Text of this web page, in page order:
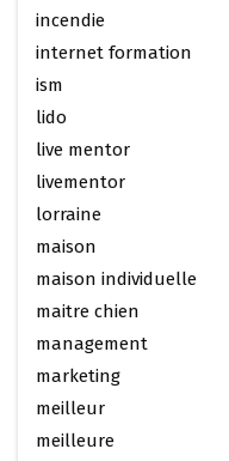
incendie
internet formation
ism
lido
live mentor
livementor
lorraine
maison
maison individuelle
maitre chien
management
marketing
meilleur
meilleure